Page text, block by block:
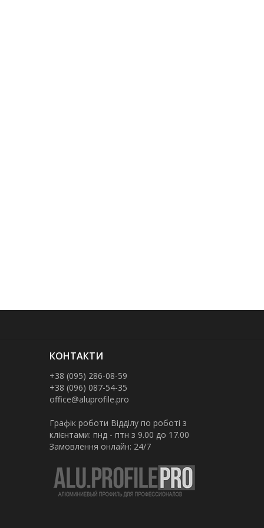
КОНТАКТИ
+38 (095) 286-08-59
+38 (096) 087-54-35
office@aluprofile.pro
Графік роботи Відділу по роботі з
клієнтами: пнд - птн з 9.00 до 17.00
Замовлення онлайн: 24/7